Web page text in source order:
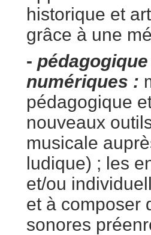
historique et
grâce à une
-
numériques :
pédagogique
nouveaux
musicale
ludique) ; les
et/ou
et à composer
sonores